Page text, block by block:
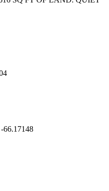
66.17148